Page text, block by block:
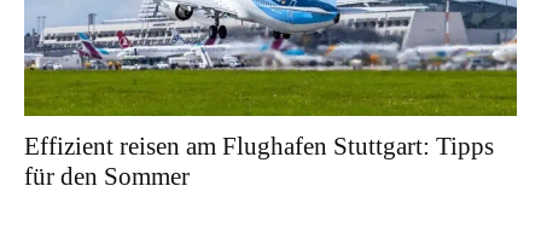
Effizient reisen am Flughafen Stuttgart: Tipps
für den Sommer